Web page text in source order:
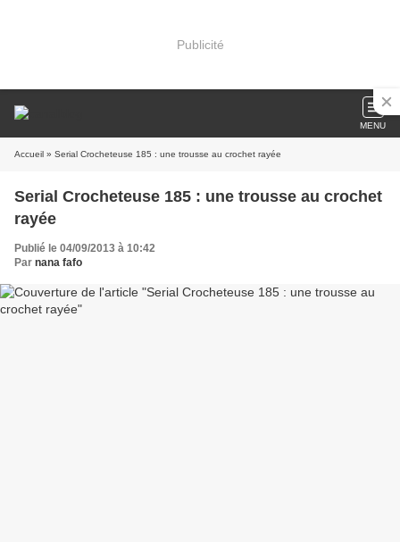
Publicité
MENU
Accueil » Serial Crocheteuse 185 : une trousse au crochet rayée
Serial Crocheteuse 185 : une trousse au crochet
rayée
Publié le 04/09/2013 à 10:42
Par nana fafo